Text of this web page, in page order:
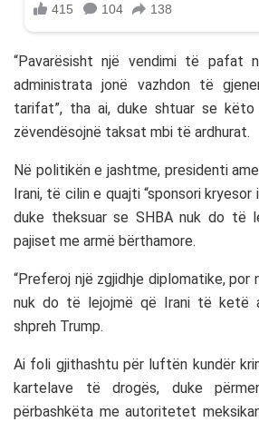
“Pavarësisht një vendimi të pafat
administrata jonë vazhdon të
tarifat”, tha ai, duke shtuar se
zëvendësojnë taksat mbi të ardhurat.
Në politikën e jashtme, presidenti
Irani, të cilin e quajti “sponsori
duke theksuar se SHBA nuk do të
pajiset me armë bërthamore.
“Preferoj një zgjidhje diplomatike, por
nuk do të lejojmë që Irani të ketë
shpreh Trump.
Ai foli gjithashtu për luftën kundër
kartelave të drogës, duke
përbashkëta me autoritetet